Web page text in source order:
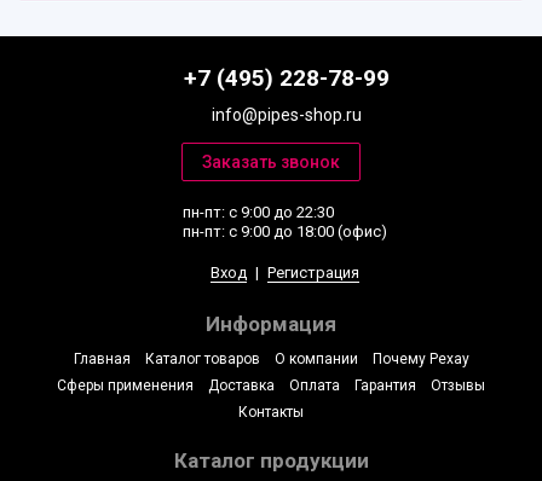
+7 (495) 228-78-99
info@pipes-shop.ru
пн-пт: с 9:00 до 22:30
пн-пт: с 9:00 до 18:00 (офис)
Вход | Регистрация
Информация
Главная Каталог товаров О компании
Почему Рехау
Сферы применения
Доставка Оплата Гарантия
Отзывы
Контакты
Каталог продукции